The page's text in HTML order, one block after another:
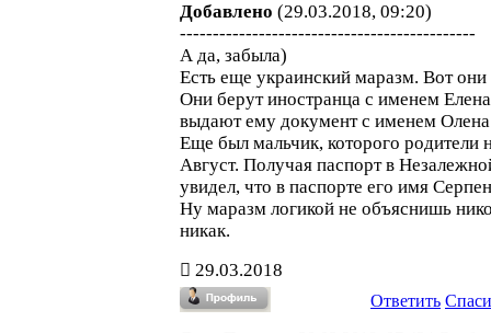
Добавлено (29.03.2018, 09:20)
---------------------------------------------
А да, забыла)
Есть еще украинский маразм. Вот они
Они берут иностранца с именем
выдают ему документ с именем
Еще был мальчик, которого родители
Август. Получая паспорт в
увидел, что в паспорте его имя
Ну маразм логикой не объяснишь
никак.
29.03.2018
Ответить